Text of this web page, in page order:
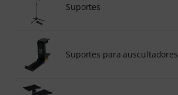
Suportes
Suportes para auscultadores